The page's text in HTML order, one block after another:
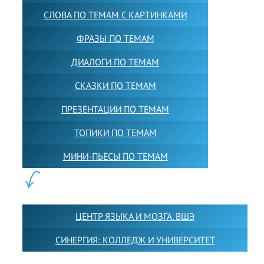
СЛОВА ПО ТЕМАМ С КАРТИНКАМИ
ФРАЗЫ ПО ТЕМАМ
ДИАЛОГИ ПО ТЕМАМ
СКАЗКИ ПО ТЕМАМ
ПРЕЗЕНТАЦИИ ПО ТЕМАМ
ТОПИКИ ПО ТЕМАМ
МИНИ-ПЬЕСЫ ПО ТЕМАМ
ЦЕНТР ЯЗЫКА И МОЗГА. ВШЭ
СИНЕРГИЯ: КОЛЛЕДЖ И УНИВЕРСИТЕТ